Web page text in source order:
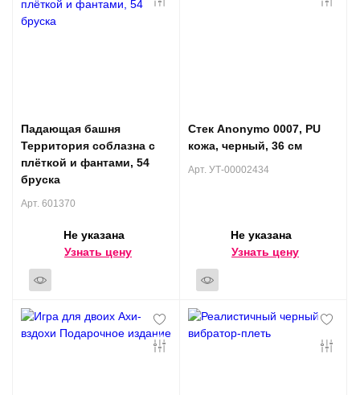
Падающая башня
Территория соблазна с
плёткой и фантами, 54
бруска
Арт. 601370
Не указана
Узнать цену
Стек Anonymo 0007, PU
кожа, черный, 36 см
Арт. УТ-00002434
Не указана
Узнать цену